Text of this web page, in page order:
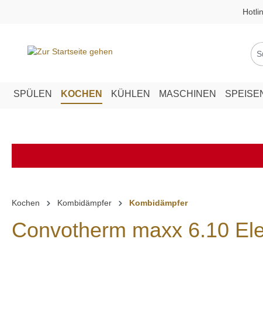
SPÜLEN KOCHEN KÜHLEN MASCHINEN
Kochen Kombidämpfer Kombidämpfer
Convotherm maxx 6.10